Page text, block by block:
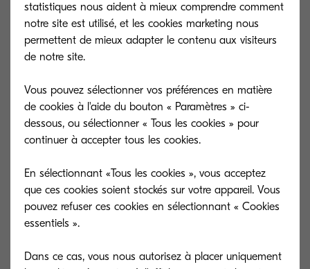
complexes. Cette facilité d'utilisation permet aux
entreprises de rester agiles et de s'adapter
rapidement aux changements dans leur flux de
configurations traditionnelles sur site.
L'évolutivité et la flexibilité
des solutions Cloud
L'un des plus grands défis des solutions sur site
est l'évolutivité. La croissance d'une entreprise
s'accompagne d'une augmentation du volume de
statistiques nous aident à mieux comprendre comment
notre site est utilisé, et les cookies marketing nous
permettent de mieux adapter le contenu aux visiteurs
de notre site.
Vous pouvez sélectionner vos préférences en matière
de cookies à l'aide du bouton « Paramètres » ci-
dessous, ou sélectionner « Tous les cookies » pour
continuer à accepter tous les cookies.
En sélectionnant «Tous les cookies », vous acceptez
que ces cookies soient stockés sur votre appareil. Vous
pouvez refuser ces cookies en sélectionnant « Cookies
essentiels ».
Dans ce cas, vous nous autorisez à placer uniquement